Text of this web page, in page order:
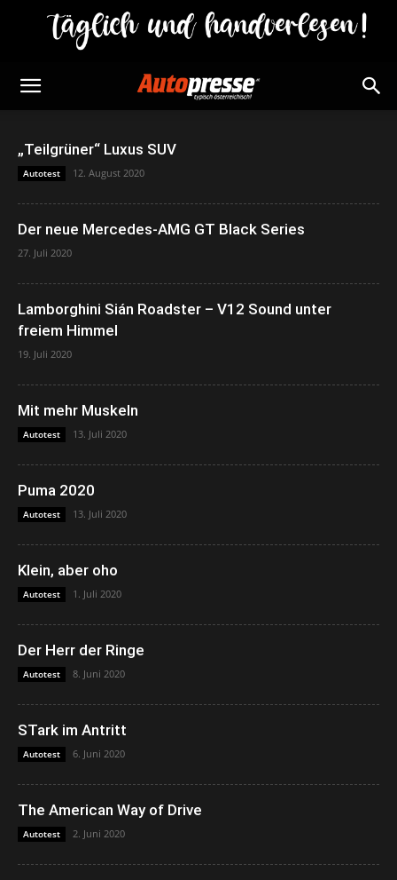
„Teilgrüner“ Luxus SUV
Autotest 12. August 2020
Der neue Mercedes-AMG GT Black Series
27. Juli 2020
Lamborghini Sián Roadster – V12 Sound unter
freiem Himmel
19. Juli 2020
Mit mehr Muskeln
Autotest 13. Juli 2020
Puma 2020
Autotest 13. Juli 2020
Klein, aber oho
Autotest 1. Juli 2020
Der Herr der Ringe
Autotest 8. Juni 2020
STark im Antritt
Autotest 6. Juni 2020
The American Way of Drive
Autotest 2. Juni 2020